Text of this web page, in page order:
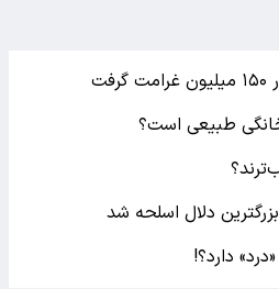
طبیعی است؟
دلال اسلحه شد
دارد؟!